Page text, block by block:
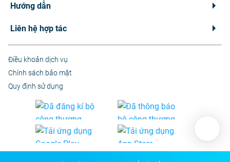
Hướng dẫn
Liên hệ hợp tác
Điều khoản dịch vụ
Chính sách bảo mật
Quy định sử dụng